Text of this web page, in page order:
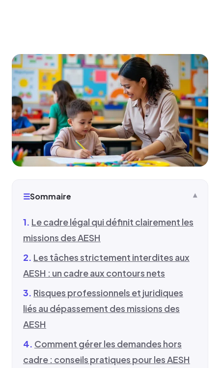
☰Sommaire
Le cadre légal qui définit clairement les
missions des AESH
Les tâches strictement interdites aux
AESH : un cadre aux contours nets
Risques professionnels et juridiques
liés au dépassement des missions des
AESH
Comment gérer les demandes hors
cadre : conseils pratiques pour les AESH